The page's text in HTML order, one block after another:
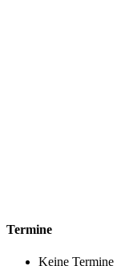
Termine
Keine Termine